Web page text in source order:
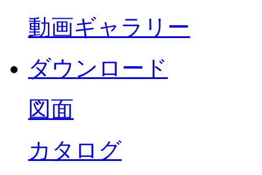
動画ギャラリー
ダウンロード
図面
カタログ